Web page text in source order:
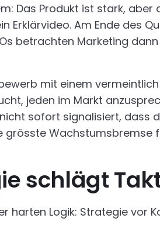
Das Produkt ist stark, aber
Erklärvideo. Am Ende des
betrachten Marketing
mit einem
jeden im Markt
sofort signalisiert, dass
Wachstumsbremse
schlägt
harten Logik: Strategie vor